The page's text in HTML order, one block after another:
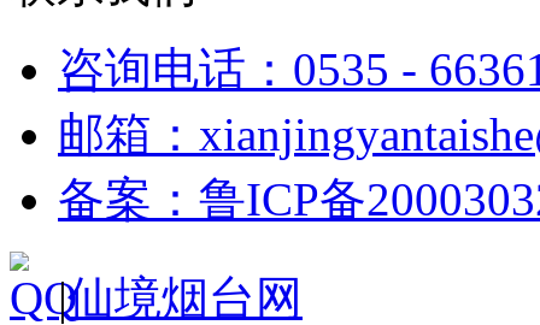
咨询电话：0535 -
邮箱：
备案：鲁ICP备
|仙境烟台网